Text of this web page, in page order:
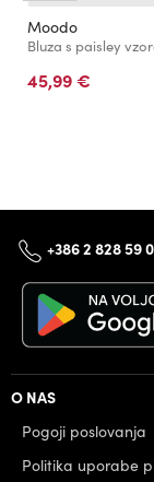
Moodo
45,99 €
+386 2 828 59
O NAS
Pogoji poslovanja
Politika uporabe